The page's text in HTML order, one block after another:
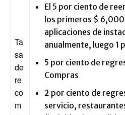
Ta
sa
de
re
co
m
El 5 por ciento de
los primeros $
aplicaciones de
anualmente, luego 1
5 por ciento de
Compras
2 por ciento de
servicio,